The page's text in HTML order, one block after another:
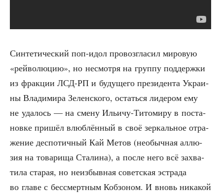
Син­те­ти­че­ский поп-идол про­воз­гла­сил миро­вую
«рей­во­лю­цию», но несмот­ря на груп­пу под­держ­ки
из фрак­ции ЛСД-РП и буду­ще­го пре­зи­ден­та Укра­и­
ны Вла­ди­ми­ра Зелен­ско­го, остать­ся лиде­ром ему
не уда­лось — на сме­ну Ильи­чу-Тито­ми­ру в поста­
нов­ке при­шёл влюб­лён­ный в своё зер­каль­ное отра­
же­ние дес­по­тич­ный Кай Метов (необыч­ная аллю­
зия на това­ри­ща Ста­ли­на), а после него всё захва­
ти­ла ста­рая, но неиз­быв­ная совет­ская эст­ра­да
во гла­ве с бес­смерт­ным Коб­зо­ном. И вновь ника­кой